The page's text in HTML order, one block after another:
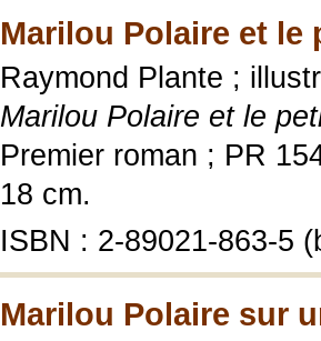
Marilou Polaire et le
Raymond Plante ;
Marilou Polaire et le
Premier roman ; PR
18 cm.
ISBN : 2-89021-863-5
Marilou Polaire sur